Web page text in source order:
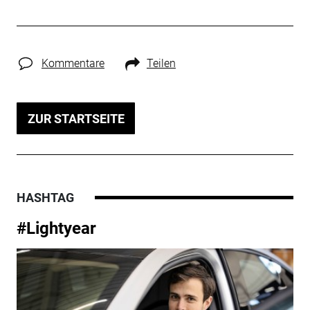
Kommentare Teilen
ZUR STARTSEITE
HASHTAG
#Lightyear